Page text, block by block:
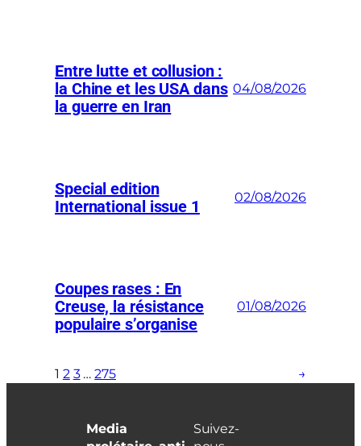
Entre lutte et collusion :
la Chine et les USA dans
la guerre en Iran
04/08/2026
Special edition
International issue 1
02/08/2026
Coupes rases : En
Creuse, la résistance
populaire s’organise
01/08/2026
1 2 3 … 275 →
Media
Suivez-